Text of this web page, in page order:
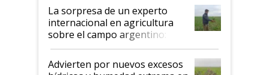
La sorpresa de un experto
internacional en agricultura
sobre el campo argentino:
"Estoy muy impresionado"
Advierten por nuevos excesos